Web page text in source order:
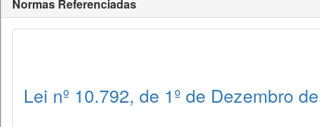
Normas Referenciadas
Lei nº 10.792, de 1º de Dezembro